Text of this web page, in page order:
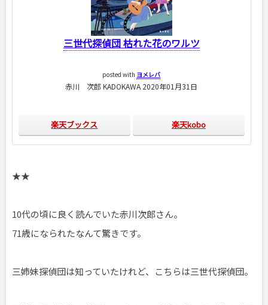
三世代探偵団 枯れた花のワルツ
posted with ヨメレバ
赤川 次郎 KADOKAWA 2020年01月31日
楽天ブックス 楽天kobo
★★
10代の頃に良く読んでいた赤川次郎さん。
71歳になられたなんて驚きです。
三姉妹探偵団は知っていたけれど、こちらは三世代探偵団。